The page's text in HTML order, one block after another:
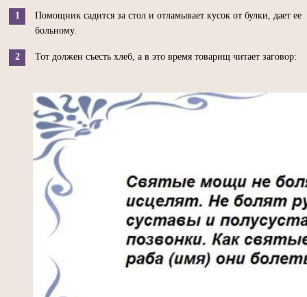
Помощник садится за стол и отламывает кусок от булки, дает ее
больному.
Тот должен съесть хлеб, а в это время товарищ читает заговор: